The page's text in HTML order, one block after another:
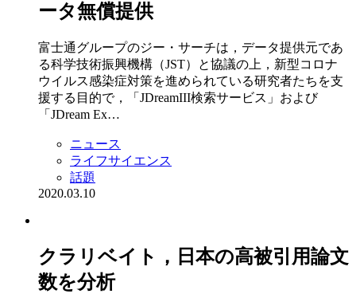
ータ無償提供
富士通グループのジー・サーチは，データ提供元であ
る科学技術振興機構（JST）と協議の上，新型コロナ
ウイルス感染症対策を進められている研究者たちを支
援する目的で，「JDreamIII検索サービス」および
「JDream Ex…
ニュース
ライフサイエンス
話題
2020.03.10
クラリベイト，日本の高被引用論文
数を分析